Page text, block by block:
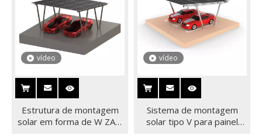
vídeo
Estrutura de montagem
solar em forma de W ZAM
vídeo
Sistema de montagem
solar tipo V para painel